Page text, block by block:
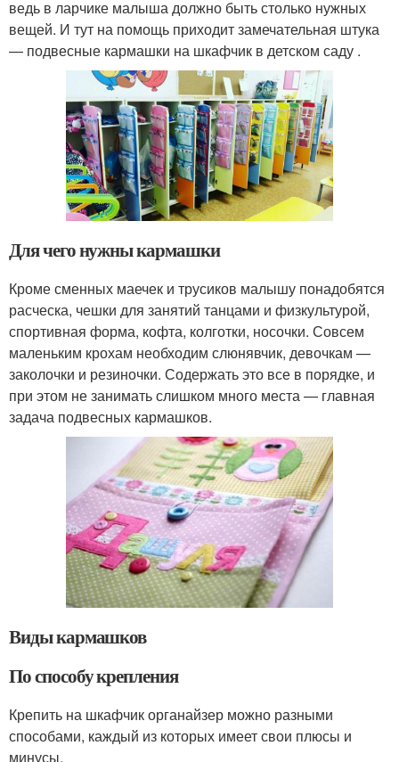
ведь в ларчике малыша должно быть столько нужных
вещей. И тут на помощь приходит замечательная штука
— подвесные кармашки на шкафчик в детском саду .
Для чего нужны кармашки
Кроме сменных маечек и трусиков малышу понадобятся
расческа, чешки для занятий танцами и физкультурой,
спортивная форма, кофта, колготки, носочки. Совсем
маленьким крохам необходим слюнявчик, девочкам —
заколочки и резиночки. Содержать это все в порядке, и
при этом не занимать слишком много места — главная
задача подвесных кармашков.
Виды кармашков
По способу крепления
Крепить на шкафчик органайзер можно разными
способами, каждый из которых имеет свои плюсы и
минусы.